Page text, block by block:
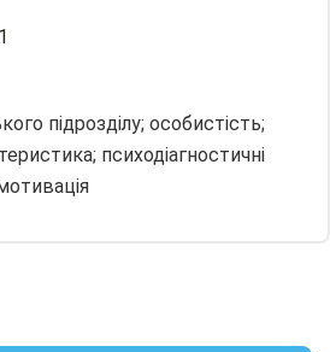
підрозділу; особистість;
психодіагностичні